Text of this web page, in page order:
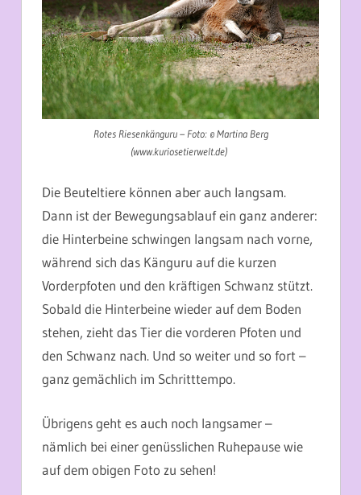
Rotes Riesenkänguru – Foto: © Martina Berg
(www.kuriosetierwelt.de)
Die Beuteltiere können aber auch langsam.
Dann ist der Bewegungsablauf ein ganz anderer:
die Hinterbeine schwingen langsam nach vorne,
während sich das Känguru auf die kurzen
Vorderpfoten und den kräftigen Schwanz stützt.
Sobald die Hinterbeine wieder auf dem Boden
stehen, zieht das Tier die vorderen Pfoten und
den Schwanz nach. Und so weiter und so fort –
ganz gemächlich im Schritttempo.
Übrigens geht es auch noch langsamer –
nämlich bei einer genüsslichen Ruhepause wie
auf dem obigen Foto zu sehen!